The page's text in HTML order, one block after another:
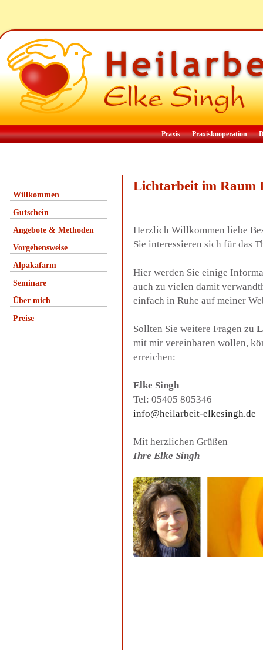
Praxis Praxiskooperation
Willkommen
Gutschein
Angebote & Methoden
Vorgehensweise
Alpakafarm
Seminare
Über mich
Preise
Lichtarbeit im Raum
Herzlich Willkommen liebe
Sie interessieren sich für das
Hier werden Sie einige
auch zu vielen damit
einfach in Ruhe auf meiner
Sollten Sie weitere Fragen zu
mit mir vereinbaren wollen,
erreichen:
Elke Singh
Tel: 05405 805346
info@heilarbeit-elkesingh.de
Mit herzlichen Grüßen
Ihre Elke Singh